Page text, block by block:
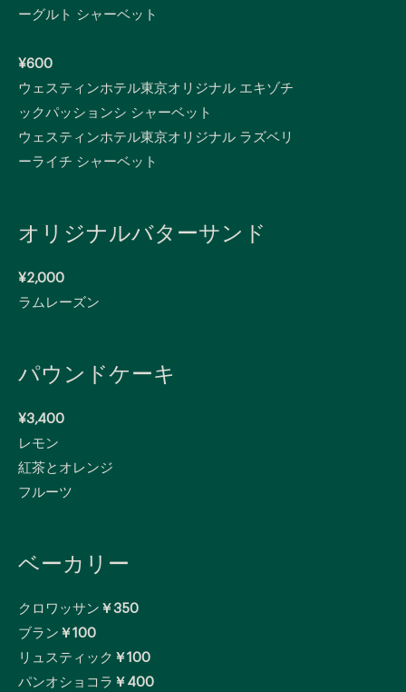
ーグルト シャーベット
¥600
ウェスティンホテル東京オリジナル エキゾチ
ックパッションシ シャーベット
ウェスティンホテル東京オリジナル ラズベリ
ーライチ シャーベット
オリジナルバターサンド
¥2,000
ラムレーズン
パウンドケーキ
¥3,400
レモン
紅茶とオレンジ
フルーツ
ベーカリー
クロワッサン ￥350
ブラン ￥100
リュスティック ￥100
パンオショコラ ￥400